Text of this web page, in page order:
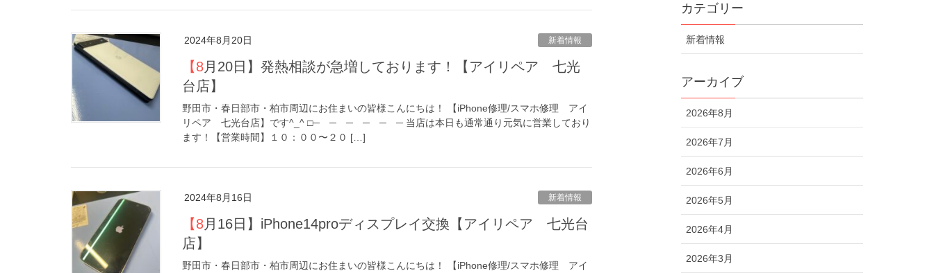
2024年8月20日 新着情報
【8月20日】発熱相談が急増しております！【アイリペア 七光
台店】
野田市・春日部市・柏市周辺にお住まいの皆様こんにちは！ 【iPhone修理/スマホ修理 アイ
リペア 七光台店】です^_^ □─ ─ ─ ─ ─ ─ 当店は本日も通常通り元気に営業しており
ます！【営業時間】１０：００〜２０ […]
2024年8月16日 新着情報
【8月16日】iPhone14proディスプレイ交換【アイリペア 七光台
店】
野田市・春日部市・柏市周辺にお住まいの皆様こんにちは！ 【iPhone修理/スマホ修理 アイ
カテゴリー
新着情報
アーカイブ
2026年8月
2026年7月
2026年6月
2026年5月
2026年4月
2026年3月